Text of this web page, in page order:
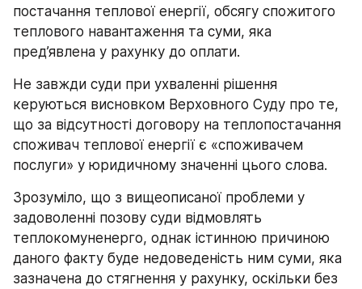
постачання теплової енергії, обсягу спожитого
теплового навантаження та суми, яка
пред’явлена у рахунку до оплати.
Не завжди суди при ухваленні рішення
керуються висновком Верховного Суду про те,
що за відсутності договору на теплопостачання
споживач теплової енергії є «споживачем
послуги» у юридичному значенні цього слова.
Зрозуміло, що з вищеописаної проблеми у
задоволенні позову суди відмовлять
теплокомуненерго, однак істинною причиною
даного факту буде недоведеність ним суми, яка
зазначена до стягнення у рахунку, оскільки без